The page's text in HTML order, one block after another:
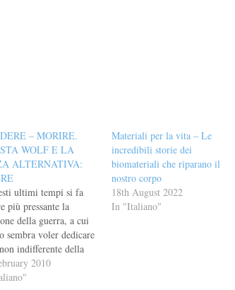
– MORIRE.
WOLF E LA
ALTERNATIVA:
ultimi tempi si fa
più pressante la
della guerra, a cui
sembra voler dedicare
indifferente della
Come mai? Forse
come recita un
2010
Materiali per la vita – Le
incredibili storie dei
biomateriali che riparano il
nostro corpo
18th August 2022
In "Italiano"